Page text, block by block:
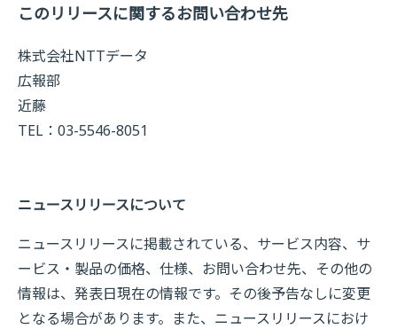
このリリースに関するお問い合わせ先
株式会社NTTデータ
広報部
近藤
TEL：03-5546-8051
ニュースリリースについて
ニュースリリースに掲載されている、サービス内容、サ
ービス・製品の価格、仕様、お問い合わせ先、その他の
情報は、発表日現在の情報です。その後予告なしに変更
となる場合があります。また、ニュースリリースにおけ